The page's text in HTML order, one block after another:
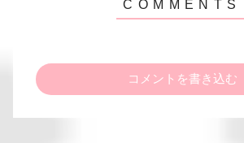
コメントを書き込む